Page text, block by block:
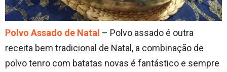
Polvo Assado de Natal – Polvo assado é outra
receita bem tradicional de Natal, a combinação de
polvo tenro com batatas novas é fantástico e sempre